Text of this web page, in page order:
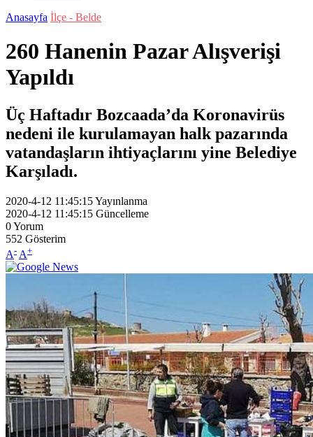
Anasayfa İlçe - Belde
260 Hanenin Pazar Alışverişi
Yapıldı
Üç Haftadır Bozcaada’da Koronavirüs
nedeni ile kurulamayan halk pazarında
vatandaşların ihtiyaçlarını yine Belediye
Karşıladı.
2020-4-12 11:45:15Yayınlanma
2020-4-12 11:45:15 Güncelleme
0Yorum
552 Gösterim
A- A+